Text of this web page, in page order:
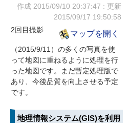
作成 2015/09/10 20:37:47 : 更新
2015/09/17 19:50:58
マップを開く
2回目撮影
（2015/9/11）の多くの写真を使
って地図に重ねるように処理を行
った地図です。まだ暫定処理版で
あり、今後品質を向上させる予定
です。
地理情報システム(GIS)を利用